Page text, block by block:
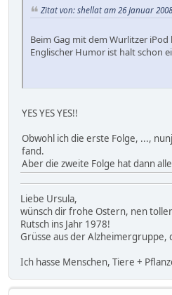
Zitat von: shellat am 26 Januar
Beim Gag mit dem Wurlitzer iPod
Englischer Humor ist halt schon
YES YES YES!!
Obwohl ich die erste Folge, ...,
fand.
Aber die zweite Folge hat dann
Liebe Ursula,
wünsch dir frohe Ostern, nen
Rutsch ins Jahr 1978!
Grüsse aus der Alzheimergruppe,
Ich hasse Menschen, Tiere +